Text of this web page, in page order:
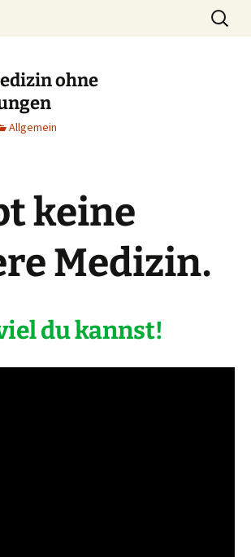
Akademie
Alltag mit mehr
erfolgreich meistern
Suchen
nach:
ohne
Allgemein
keine
Medizin.
du kannst!